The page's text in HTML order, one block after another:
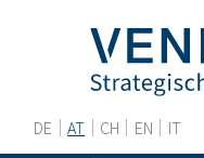
DE AT CH EN IT